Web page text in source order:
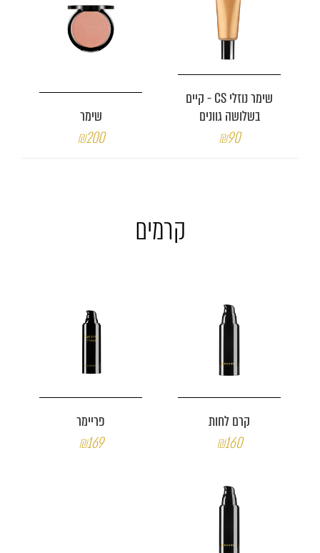
שימר נוזלי CS - קיים
בשלושה גוונים
₪90
שימר
₪200
קרמים
קרם לחות
₪160
פריימר
₪169